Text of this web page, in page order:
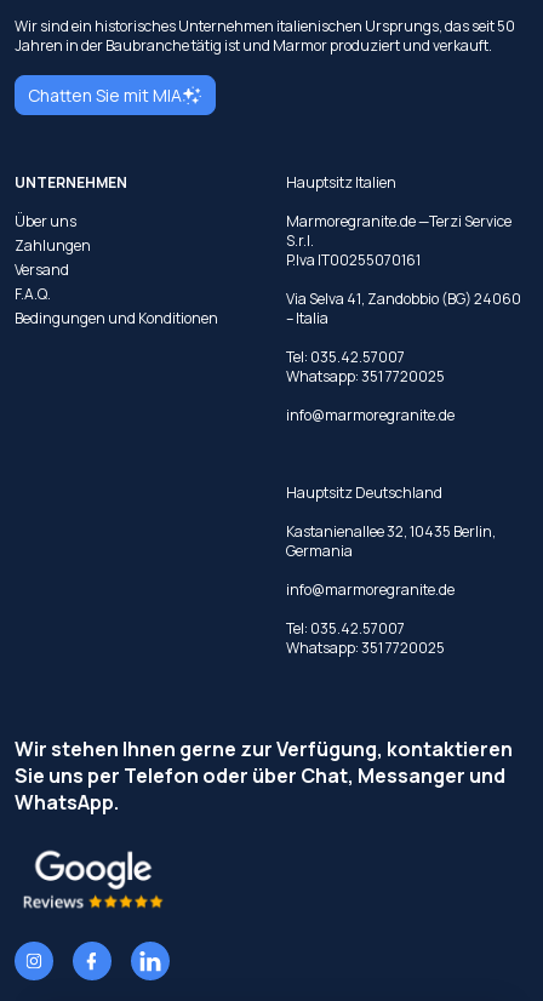
Wir sind ein historisches Unternehmen italienischen Ursprungs, das seit 50
Jahren in der Baubranche tätig ist und Marmor produziert und verkauft.
Chatten Sie mit MIA
UNTERNEHMEN
Über uns
Zahlungen
Versand
F.A.Q.
Bedingungen und Konditionen
Hauptsitz Italien
Marmoregranite.de —Terzi Service
S.r.l.
P.Iva IT00255070161
Via Selva 41, Zandobbio (BG) 24060
– Italia
Tel: 035.42.57007
Whatsapp:351 7720025
info@marmoregranite.de
Hauptsitz Deutschland
Kastanienallee 32, 10435 Berlin,
Germania
info@marmoregranite.de
Tel: 035.42.57007
Whatsapp:351 7720025
Wir stehen Ihnen gerne zur Verfügung, kontaktieren
Sie uns per Telefon oder über Chat, Messanger und
WhatsApp.